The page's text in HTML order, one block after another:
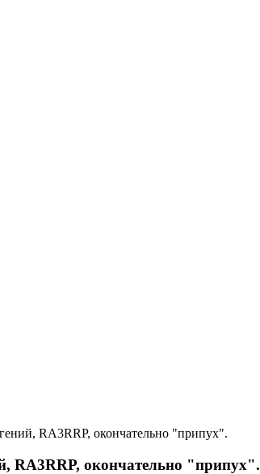
RA3RRP, окончательно "припух".
RA3RRP, окончательно "припух".